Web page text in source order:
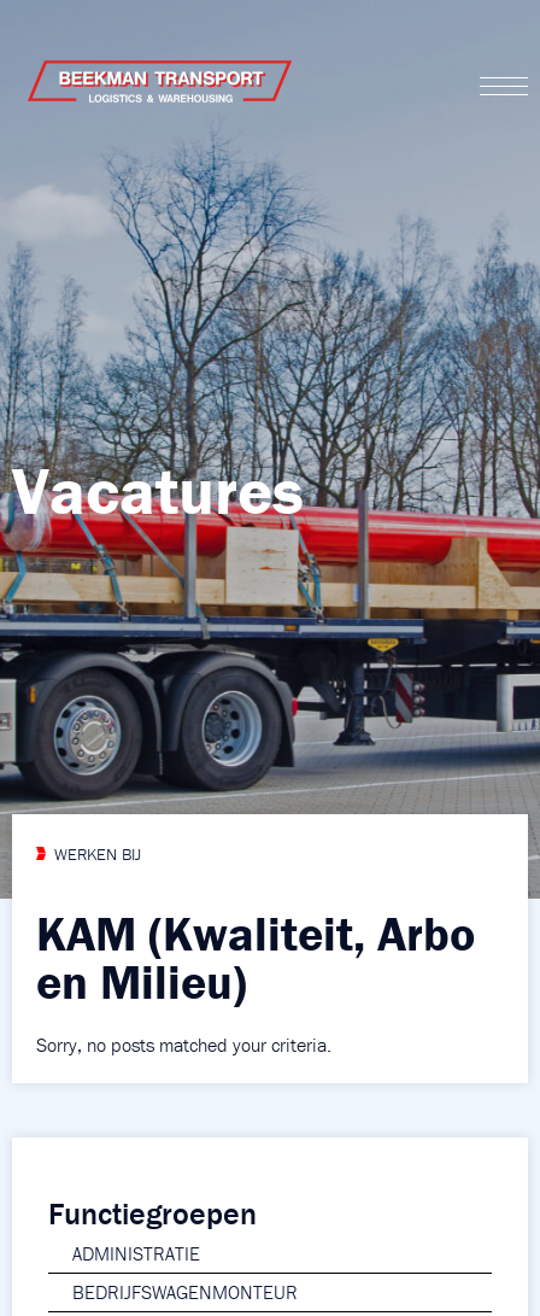
Vacatures
WERKEN BIJ
KAM (Kwaliteit, Arbo
en Milieu)
Sorry, no posts matched your criteria.
Functiegroepen
ADMINISTRATIE
BEDRIJFSWAGENMONTEUR